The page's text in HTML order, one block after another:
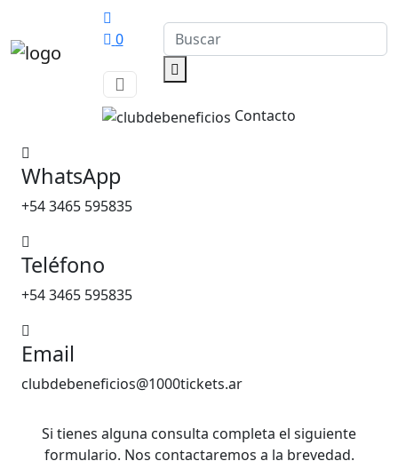
0
Contacto
WhatsApp
+54 3465 595835
Teléfono
+54 3465 595835
Email
clubdebeneficios@1000tickets.ar
Si tienes alguna consulta completa el siguiente
formulario. Nos contactaremos a la brevedad.